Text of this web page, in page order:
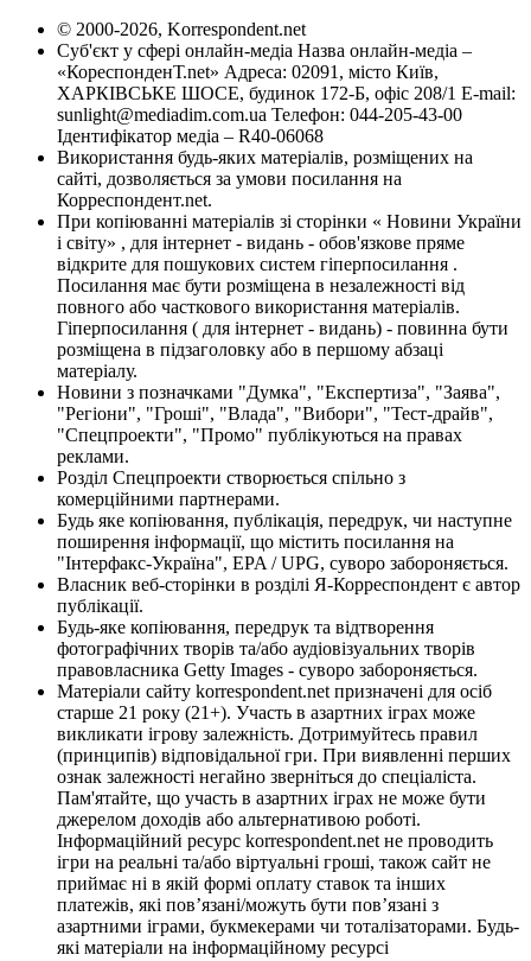
© 2000-2026, Korrespondent.net
Суб'єкт у сфері онлайн-медіа Назва онлайн-медіа –
«КореспонденТ.net» Адреса: 02091, місто Київ,
ХАРКІВСЬКЕ ШОСЕ, будинок 172-Б, офіс 208/1 E-mail:
sunlight@mediadim.com.ua Телефон: 044-205-43-00
Ідентифікатор медіа – R40-06068
Використання будь-яких матеріалів, розміщених на
сайті, дозволяється за умови посилання на
Корреспондент.net.
При копіюванні матеріалів зі сторінки « Новини України
і світу» , для інтернет - видань - обов'язкове пряме
відкрите для пошукових систем гіперпосилання .
Посилання має бути розміщена в незалежності від
повного або часткового використання матеріалів.
Гіперпосилання ( для інтернет - видань) - повинна бути
розміщена в підзаголовку або в першому абзаці
матеріалу.
Новини з позначками "Думка", "Експертиза", "Заява",
"Регіони", "Гроші", "Влада", "Вибори", "Тест-драйв",
"Спецпроекти", "Промо" публікуються на правах
реклами.
Розділ Спецпроекти створюється спільно з
комерційними партнерами.
Будь яке копіювання, публікація, передрук, чи наступне
поширення інформації, що містить посилання на
"Інтерфакс-Україна", EPA / UPG, суворо забороняється.
Власник веб-сторінки в розділі Я-Корреспондент є автор
публікації.
Будь-яке копіювання, передрук та відтворення
фотографічних творів та/або аудіовізуальних творів
правовласника Getty Images - суворо забороняється.
Матеріали сайту korrespondent.net призначені для осіб
старше 21 року (21+). Участь в азартних іграх може
викликати ігрову залежність. Дотримуйтесь правил
(принципів) відповідальної гри. При виявленні перших
ознак залежності негайно зверніться до спеціаліста.
Пам'ятайте, що участь в азартних іграх не може бути
джерелом доходів або альтернативою роботі.
Інформаційний ресурс korrespondent.net не проводить
ігри на реальні та/або віртуальні гроші, також сайт не
приймає ні в якій формі оплату ставок та інших
платежів, які пов’язані/можуть бути пов’язані з
азартними іграми, букмекерами чи тоталізаторами. Будь-
які матеріали на інформаційному ресурсі